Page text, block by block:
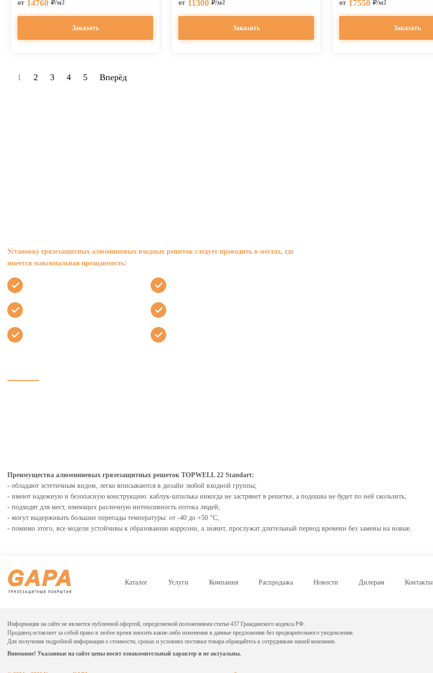
от 14760 ₽/м2
Заказать
от 11300 ₽/м2
Заказать
от 17550 ₽/м2
Заказать
1 2 3 4 5 Вперёд
Установку грязезащитных алюминиевых входных решеток следует проводить в местах, где
имеется максимальная проходимость:
Преимущества алюминиевых грязезащитных решеток TOPWELL 22 Standart:
- обладают эстетичным видом, легко вписываются в дизайн любой входной группы;
- имеют надежную и безопасную конструкцию: каблук-шпилька никогда не застрянет в решетке, а подошва не будет по ней скользить;
- подходят для мест, имеющих различную интенсивность потока людей;
- могут выдерживать большие перепады температуры: от -40 до +50 °С;
- помимо этого, все модели устойчивы к образованию коррозии, а значит, прослужат длительный период времени без замены на новые.
Каталог Услуги Компания Распродажа Новости Дилерам Контакты
Информация на сайте не является публичной офертой, определяемой положениями статьи 437 Гражданского кодекса РФ.
Продавец оставляет за собой право в любое время вносить какие-либо изменения в данные предложения без предварительного уведомления.
Для получения подробной информации о стоимости, сроках и условиях поставки товара обращайтесь к сотрудникам нашей компании.
Внимание! Указанные на сайте цены носят ознакомительный характер и не актуальны.